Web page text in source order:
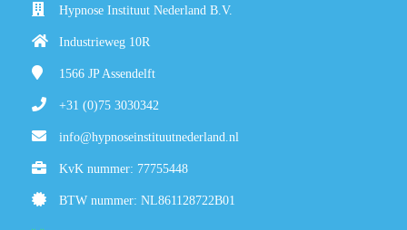
Hypnose Instituut Nederland B.V.
Industrieweg 10R
1566 JPAssendelft
+31 (0)75 3030342
info@hypnoseinstituutnederland.nl
KvK nummer: 77755448
BTW nummer: NL861128722B01